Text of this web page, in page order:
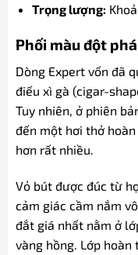
Trọng lượng:
Phối màu đột
Dòng Expert vốn đã
điếu xì gà (cigar-
Tuy nhiên, ở phiên
đến một hơi thở
hơn rất nhiều.
Vỏ bút được đúc từ
cảm giác cầm nắm
đắt giá nhất nằm ở
vàng hồng. Lớp